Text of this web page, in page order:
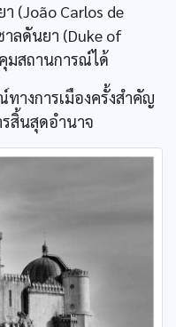
(João Carlos de
ลดันยา (Duke of
มสถานการณ์ได้
างการเมืองครั้งสำคัญ
สิ้นสุดอำนาจ